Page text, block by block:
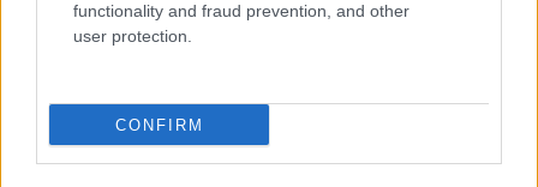
functionality and fraud prevention, and other
user protection.
CONFIRM
“Assieme a Eni abbiamo lavorato in sintonia e con
Saipem e Subsea7 rappresenta un significativo
rafforzamento di aziende ad alta tecnologia e